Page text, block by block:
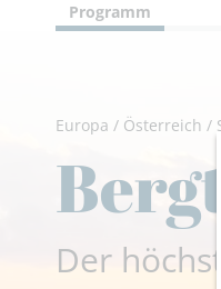
Programm
Europa / Österreich /
Der